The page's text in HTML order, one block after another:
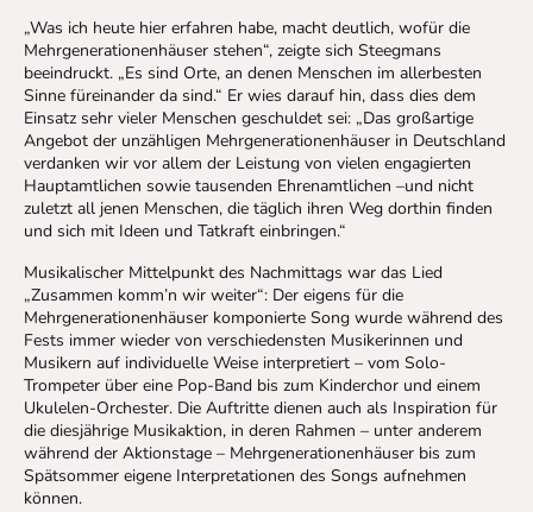
„Was ich heute hier erfahren habe, macht deutlich, wofür die
Mehrgenerationenhäuser stehen“, zeigte sich Steegmans
beeindruckt. „Es sind Orte, an denen Menschen im allerbesten
Sinne füreinander da sind.“ Er wies darauf hin, dass dies dem
Einsatz sehr vieler Menschen geschuldet sei: „Das großartige
Angebot der unzähligen Mehrgenerationenhäuser in Deutschland
verdanken wir vor allem der Leistung von vielen engagierten
Hauptamtlichen sowie tausenden Ehrenamtlichen –und nicht
zuletzt all jenen Menschen, die täglich ihren Weg dorthin finden
und sich mit Ideen und Tatkraft einbringen.“
Musikalischer Mittelpunkt des Nachmittags war das Lied
„Zusammen komm’n wir weiter“: Der eigens für die
Mehrgenerationenhäuser komponierte Song wurde während des
Fests immer wieder von verschiedensten Musikerinnen und
Musikern auf individuelle Weise interpretiert – vom Solo-
Trompeter über eine Pop-Band bis zum Kinderchor und einem
Ukulelen-Orchester. Die Auftritte dienen auch als Inspiration für
die diesjährige Musikaktion, in deren Rahmen – unter anderem
während der Aktionstage – Mehrgenerationenhäuser bis zum
Spätsommer eigene Interpretationen des Songs aufnehmen
können.